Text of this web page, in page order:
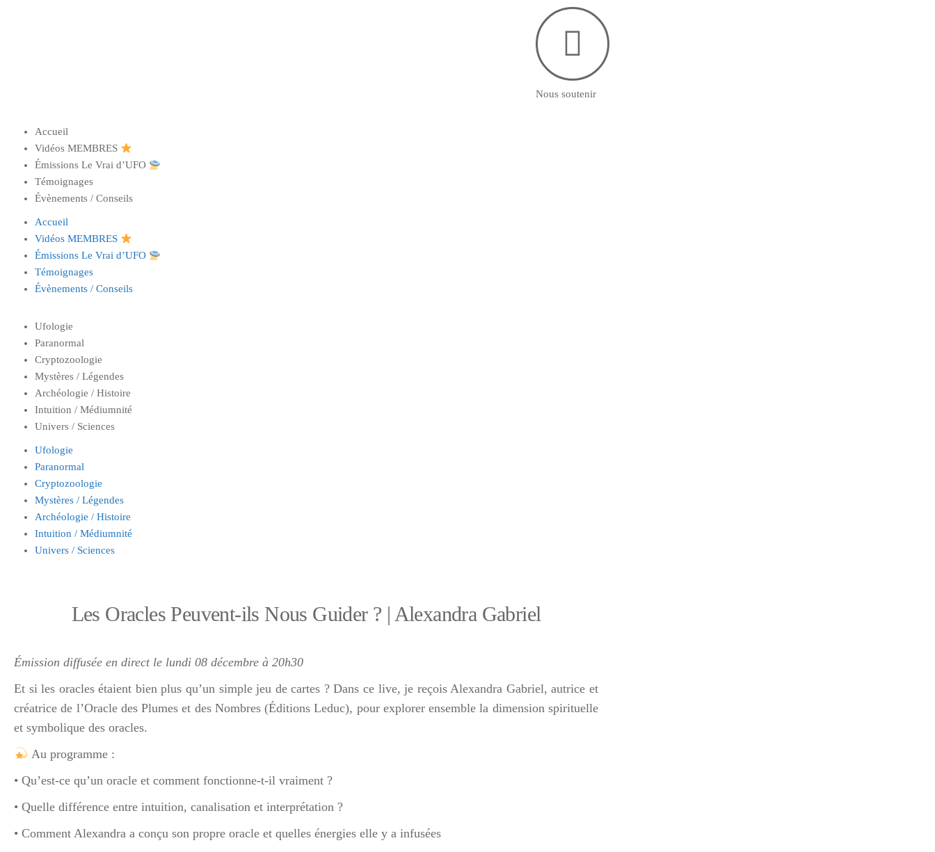
Nous soutenir
Accueil
Vidéos MEMBRES
Émissions Le Vrai d’UFO
Témoignages
Évènements / Conseils
Accueil
Vidéos MEMBRES
Émissions Le Vrai d’UFO
Témoignages
Évènements / Conseils
Ufologie
Paranormal
Cryptozoologie
Mystères / Légendes
Archéologie / Histoire
Intuition / Médiumnité
Univers / Sciences
Ufologie
Paranormal
Cryptozoologie
Mystères / Légendes
Archéologie / Histoire
Intuition / Médiumnité
Univers / Sciences
Les Oracles Peuvent-ils Nous Guider ? | Alexandra Gabriel
Émission diffusée en direct le lundi 08 décembre à 20h30
Et si les oracles étaient bien plus qu’un simple jeu de cartes ? Dans ce live, je reçois Alexandra Gabriel, autrice et
créatrice de l’Oracle des Plumes et des Nombres (Éditions Leduc), pour explorer ensemble la dimension spirituelle
et symbolique des oracles.
Au programme :
• Qu’est-ce qu’un oracle et comment fonctionne-t-il vraiment ?
• Quelle différence entre intuition, canalisation et interprétation ?
• Comment Alexandra a conçu son propre oracle et quelles énergies elle y a infusées